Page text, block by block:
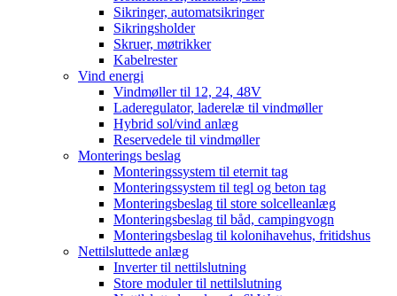
Sikringer, automatsikringer
Sikringsholder
Skruer, møtrikker
Kabelrester
Vind energi
Vindmøller til 12, 24, 48V
Laderegulator, laderelæ til vindmøller
Hybrid sol/vind anlæg
Reservedele til vindmøller
Monterings beslag
Monteringssystem til eternit tag
Monteringssystem til tegl og beton tag
Monteringsbeslag til store solcelleanlæg
Monteringsbeslag til båd, campingvogn
Monteringsbeslag til kolonihavehus, fritidshus
Nettilsluttede anlæg
Inverter til nettilslutning
Store moduler til nettilslutning